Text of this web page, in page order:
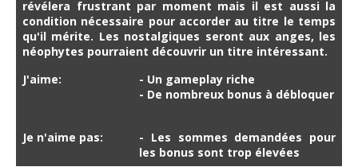
révélera frustrant par moment mais il est aussi la
condition nécessaire pour accorder au titre le temps
qu'il mérite. Les nostalgiques seront aux anges, les
néophytes pourraient découvrir un titre intéressant.
J'aime:
- Un gameplay riche
- De nombreux bonus à débloquer
Je n'aime pas:
- Les sommes demandées pour
les bonus sont trop élevées